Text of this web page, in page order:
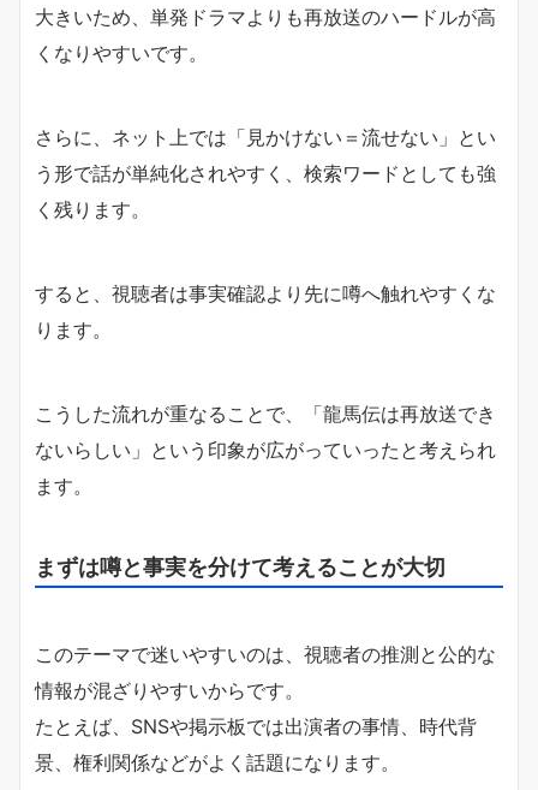
大きいため、単発ドラマよりも再放送のハードルが高
くなりやすいです。
さらに、ネット上では「見かけない＝流せない」とい
う形で話が単純化されやすく、検索ワードとしても強
く残ります。
すると、視聴者は事実確認より先に噂へ触れやすくな
ります。
こうした流れが重なることで、「龍馬伝は再放送でき
ないらしい」という印象が広がっていったと考えられ
ます。
まずは噂と事実を分けて考えることが大切
このテーマで迷いやすいのは、視聴者の推測と公的な
情報が混ざりやすいからです。
たとえば、SNSや掲示板では出演者の事情、時代背
景、権利関係などがよく話題になります。